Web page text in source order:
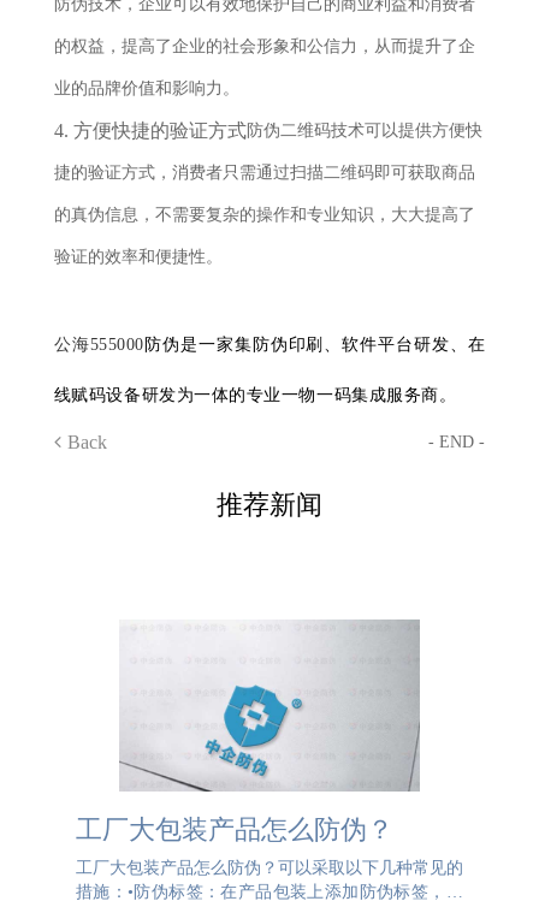
防伪技术，企业可以有效地保护自己的商业利益和消费者
的权益，提高了企业的社会形象和公信力，从而提升了企
业的品牌价值和影响力。
4. 方便快捷的验证方式防伪二维码技术可以提供方便快
捷的验证方式，消费者只需通过扫描二维码即可获取商品
的真伪信息，不需要复杂的操作和专业知识，大大提高了
验证的效率和便捷性。
公海555000 防伪是一家集防伪印刷、软件平台研发、在
线赋码设备研发为一体的专业一物一码集成服务商。
Back - END -
推荐新闻
工厂大包装产品怎么防伪？
工厂大包装产品怎么防伪？可以采取以下几种常见的
措施：•防伪标签：在产品包装上添加防伪标签，可